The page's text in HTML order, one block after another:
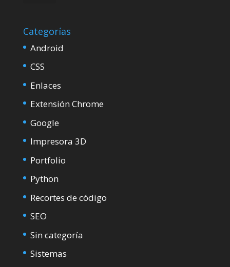
Categorías
Android
CSS
Enlaces
Extensión Chrome
Google
Impresora 3D
Portfolio
Python
Recortes de código
SEO
Sin categoría
Sistemas